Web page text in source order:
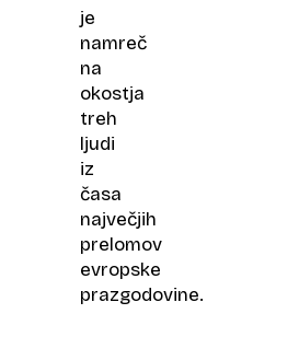
je
namreč
na
okostja
treh
ljudi
iz
časa
največjih
prelomov
evropske
prazgodovine.